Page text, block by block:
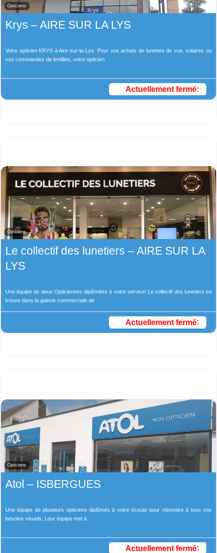
Opticiens
Krys – AIRE SUR LA LYS
Votre opticien KRYS à Aire-sur-la-Lys. Pour vos achats de lunettes de vue, solaires ou
vos commandes de lentilles, votre opticien
Actuellement fermé:
Opticiens
Le collectif des lunetiers – AIRE SUR LA
LYS
Une équipe de deux Opticiennes diplômées à votre service! Le collectif des lunetiers se
trouve dans la galerie commerciale de
Actuellement fermé:
Opticiens
Atol – ISBERGUES
Une équipe de plusieurs opticiens diplômés à votre écoute pour répondre à tous vos
besoins visuels. Leur équipe met à
Actuellement fermé: